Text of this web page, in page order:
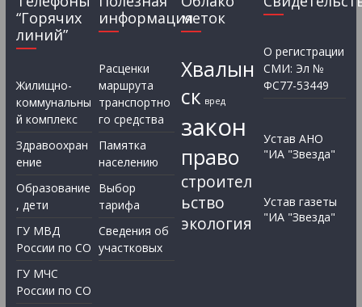
“Горячих
линий”
Жилищно-
коммунальны
й комплекс
Здравоохран
ение
Образование
, дети
ГУ МВД
России по СО
ГУ МЧС
России по СО
информация
Расценки
маршрута
транспортно
го средства
Памятка
населению
Выбор
тарифа
Сведения об
участковых
меток
Хвалын
ск вред
закон
право
строител
ьство
экология
О регистрации
СМИ: Эл №
ФС77-53449
Устав АНО
"ИА "Звезда"
Устав газеты
"ИА "Звезда"